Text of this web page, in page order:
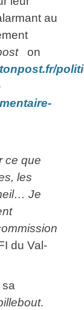
au
on
ce que
les
Je
du Val-
.